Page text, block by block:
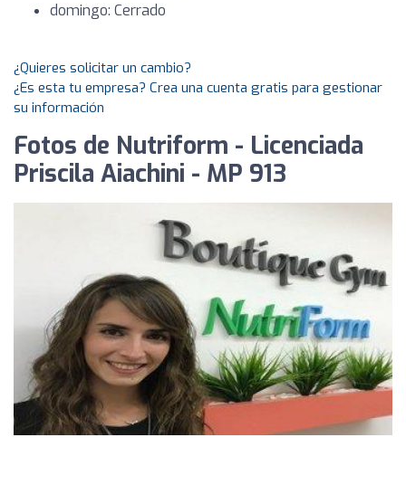
domingo: Cerrado
¿Quieres solicitar un cambio?
¿Es esta tu empresa? Crea una cuenta gratis para gestionar
su información
Fotos de Nutriform - Licenciada
Priscila Aiachini - MP 913